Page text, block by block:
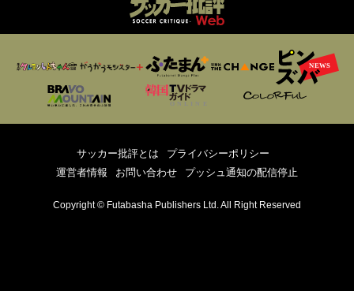
サッカー批評とは
プライバシーポリシー
運営者情報
お問い合わせ プッシュ通知の配信停止
Copyright © Futabasha Publishers Ltd. All Right Reserved